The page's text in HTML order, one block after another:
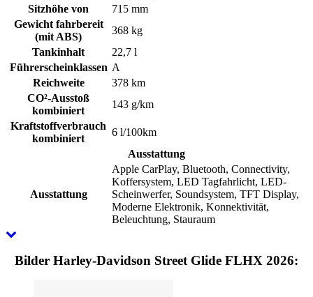
Sitzhöhe von
715 mm
Gewicht fahrbereit
(mit ABS)
368 kg
Tankinhalt
22,7 l
Führerscheinklassen A
Reichweite
378 km
CO²-Ausstoß
kombiniert
143 g/km
Kraftstoffverbrauch
kombiniert
6 l/100km
Ausstattung
Ausstattung
Apple CarPlay, Bluetooth, Connectivity,
Koffersystem, LED Tagfahrlicht, LED-
Scheinwerfer, Soundsystem, TFT Display,
Moderne Elektronik, Konnektivität,
Beleuchtung, Stauraum
Bilder Harley-Davidson Street Glide FLHX 2026: